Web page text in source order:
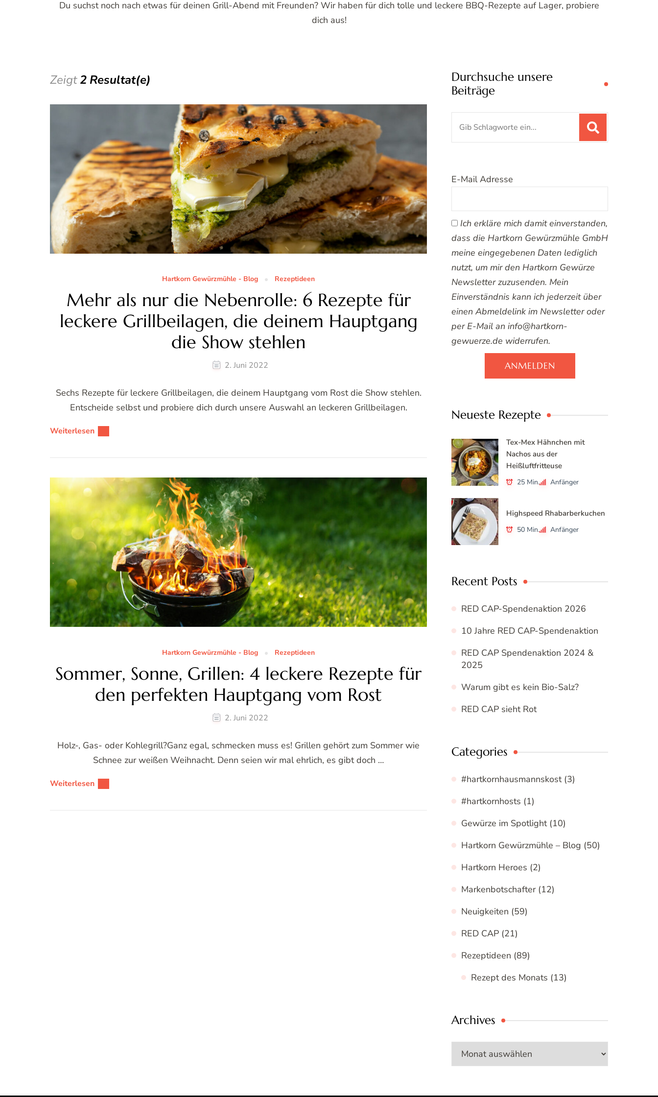
Du suchst noch nach etwas für deinen Grill-Abend mit Freunden? Wir haben für dich tolle und leckere BBQ-Rezepte auf Lager, probiere
dich aus!
Zeigt2 Resultat(e)
Hartkorn Gewürzmühle - Blog Rezeptideen
Mehr als nur die Nebenrolle: 6 Rezepte für
leckere Grillbeilagen, die deinem Hauptgang
die Show stehlen
2. Juni 2022
Sechs Rezepte für leckere Grillbeilagen, die deinem Hauptgang vom Rost die Show stehlen.
Entscheide selbst und probiere dich durch unsere Auswahl an leckeren Grillbeilagen.
Weiterlesen
Hartkorn Gewürzmühle - Blog Rezeptideen
Sommer, Sonne, Grillen: 4 leckere Rezepte für
den perfekten Hauptgang vom Rost
2. Juni 2022
Holz-, Gas- oder Kohlegrill?Ganz egal, schmecken muss es! Grillen gehört zum Sommer wie
Schnee zur weißen Weihnacht. Denn seien wir mal ehrlich, es gibt doch …
Weiterlesen
Durchsuche unsere
Beiträge
E-Mail Adresse
Ich erkläre mich damit einverstanden,
dass die Hartkorn Gewürzmühle GmbH
meine eingegebenen Daten lediglich
nutzt, um mir den Hartkorn Gewürze
Newsletter zuzusenden. Mein
Einverständnis kann ich jederzeit über
einen Abmeldelink im Newsletter oder
per E-Mail an info@hartkorn-
gewuerze.de widerrufen.
ANMELDEN
Neueste Rezepte
Tex-Mex Hähnchen mit
Nachos aus der
Heißluftfritteuse
25 Min. Anfänger
Highspeed Rhabarberkuchen
50 Min. Anfänger
Recent Posts
RED CAP-Spendenaktion 2026
10 Jahre RED CAP-Spendenaktion
RED CAP Spendenaktion 2024 &
2025
Warum gibt es kein Bio-Salz?
RED CAP sieht Rot
Categories
#hartkornhausmannskost(3)
#hartkornhosts (1)
Gewürze im Spotlight(10)
Hartkorn Gewürzmühle – Blog (50)
Hartkorn Heroes (2)
Markenbotschafter(12)
Neuigkeiten (59)
RED CAP (21)
Rezeptideen (89)
Rezept des Monats (13)
Archives
Archives